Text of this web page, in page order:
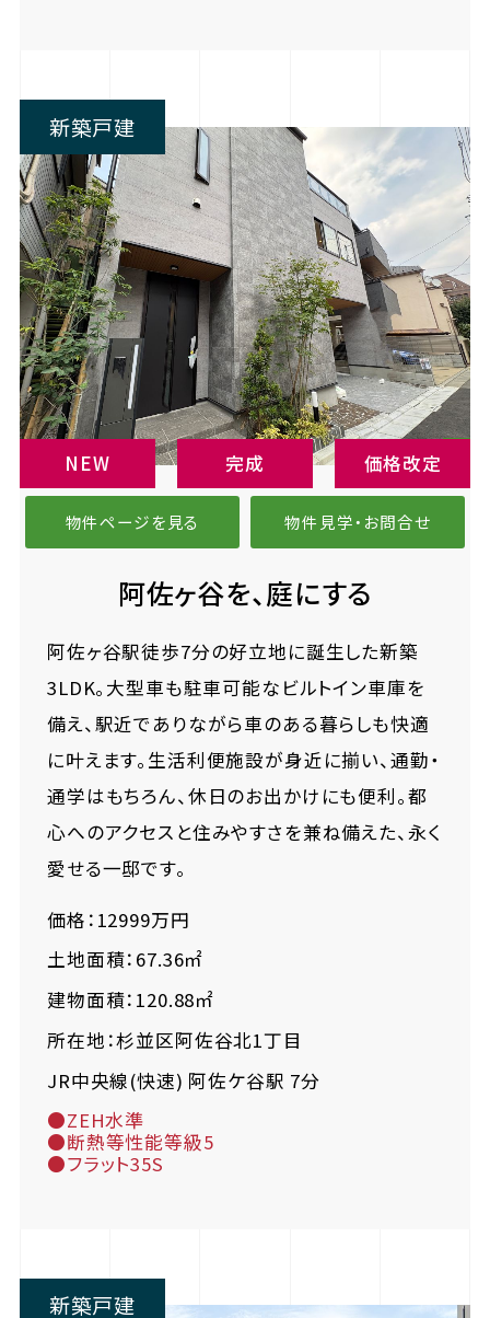
新築戸建
NEW 完成 価格改定
物件ページを見る 物件見学・お問合せ
阿佐ヶ谷を、庭にする
阿佐ヶ谷駅徒歩7分の好立地に誕生した新築
3LDK。大型車も駐車可能なビルトイン車庫を
備え、駅近でありながら車のある暮らしも快適
に叶えます。生活利便施設が身近に揃い、通勤・
通学はもちろん、休日のお出かけにも便利。都
心へのアクセスと住みやすさを兼ね備えた、永く
愛せる一邸です。
価格：12999万円
土地面積：67.36㎡
建物面積：120.88㎡
所在地：杉並区阿佐谷北1丁目
JR中央線(快速) 阿佐ケ谷駅 7分
●ZEH水準
●断熱等性能等級5
●フラット35S
新築戸建